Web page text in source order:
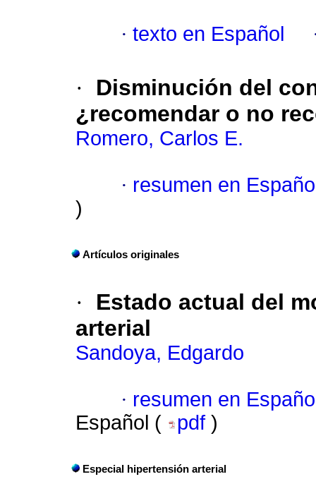
· texto en Español
·
Disminución del
¿recomendar o no
Romero, Carlos E.
· resumen en
)
Artículos originales
·
Estado actual del
arterial
Sandoya, Edgardo
· resumen en
Español (
pdf )
Especial hipertensión arterial